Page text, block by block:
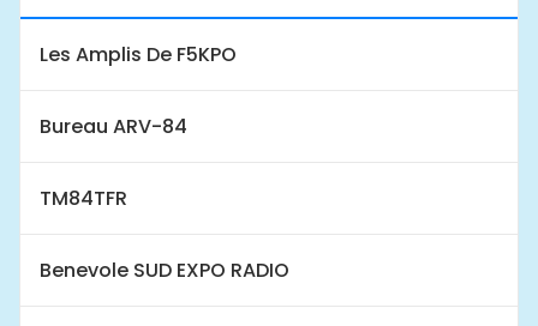
Les Amplis De F5KPO
Bureau ARV-84
TM84TFR
Benevole SUD EXPO RADIO